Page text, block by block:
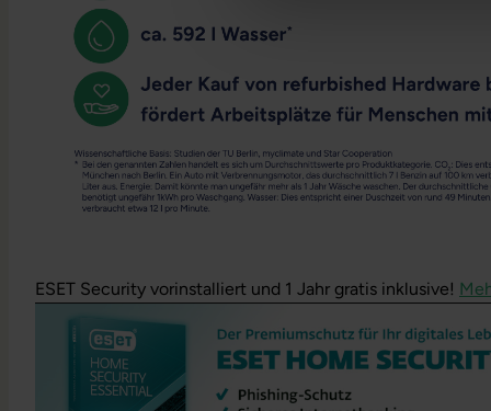
ESET Security vorinstalliert und 1 Jahr gratis inklusive!